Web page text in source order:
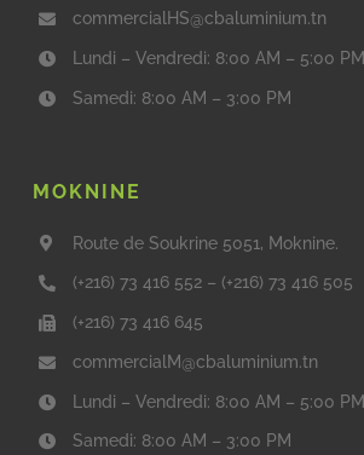
commercialHS@cbaluminium.tn
Lundi – Vendredi: 8:00 AM – 5:00 PM
Samedi: 8:00 AM – 3:00 PM
MOKNINE
Route de Soukrine 5051, Moknine.
(+216) 73 416 552 – (+216) 73 416 505
(+216) 73 416 645
commercialM@cbaluminium.tn
Lundi – Vendredi: 8:00 AM – 5:00 PM
Samedi: 8:00 AM – 3:00 PM